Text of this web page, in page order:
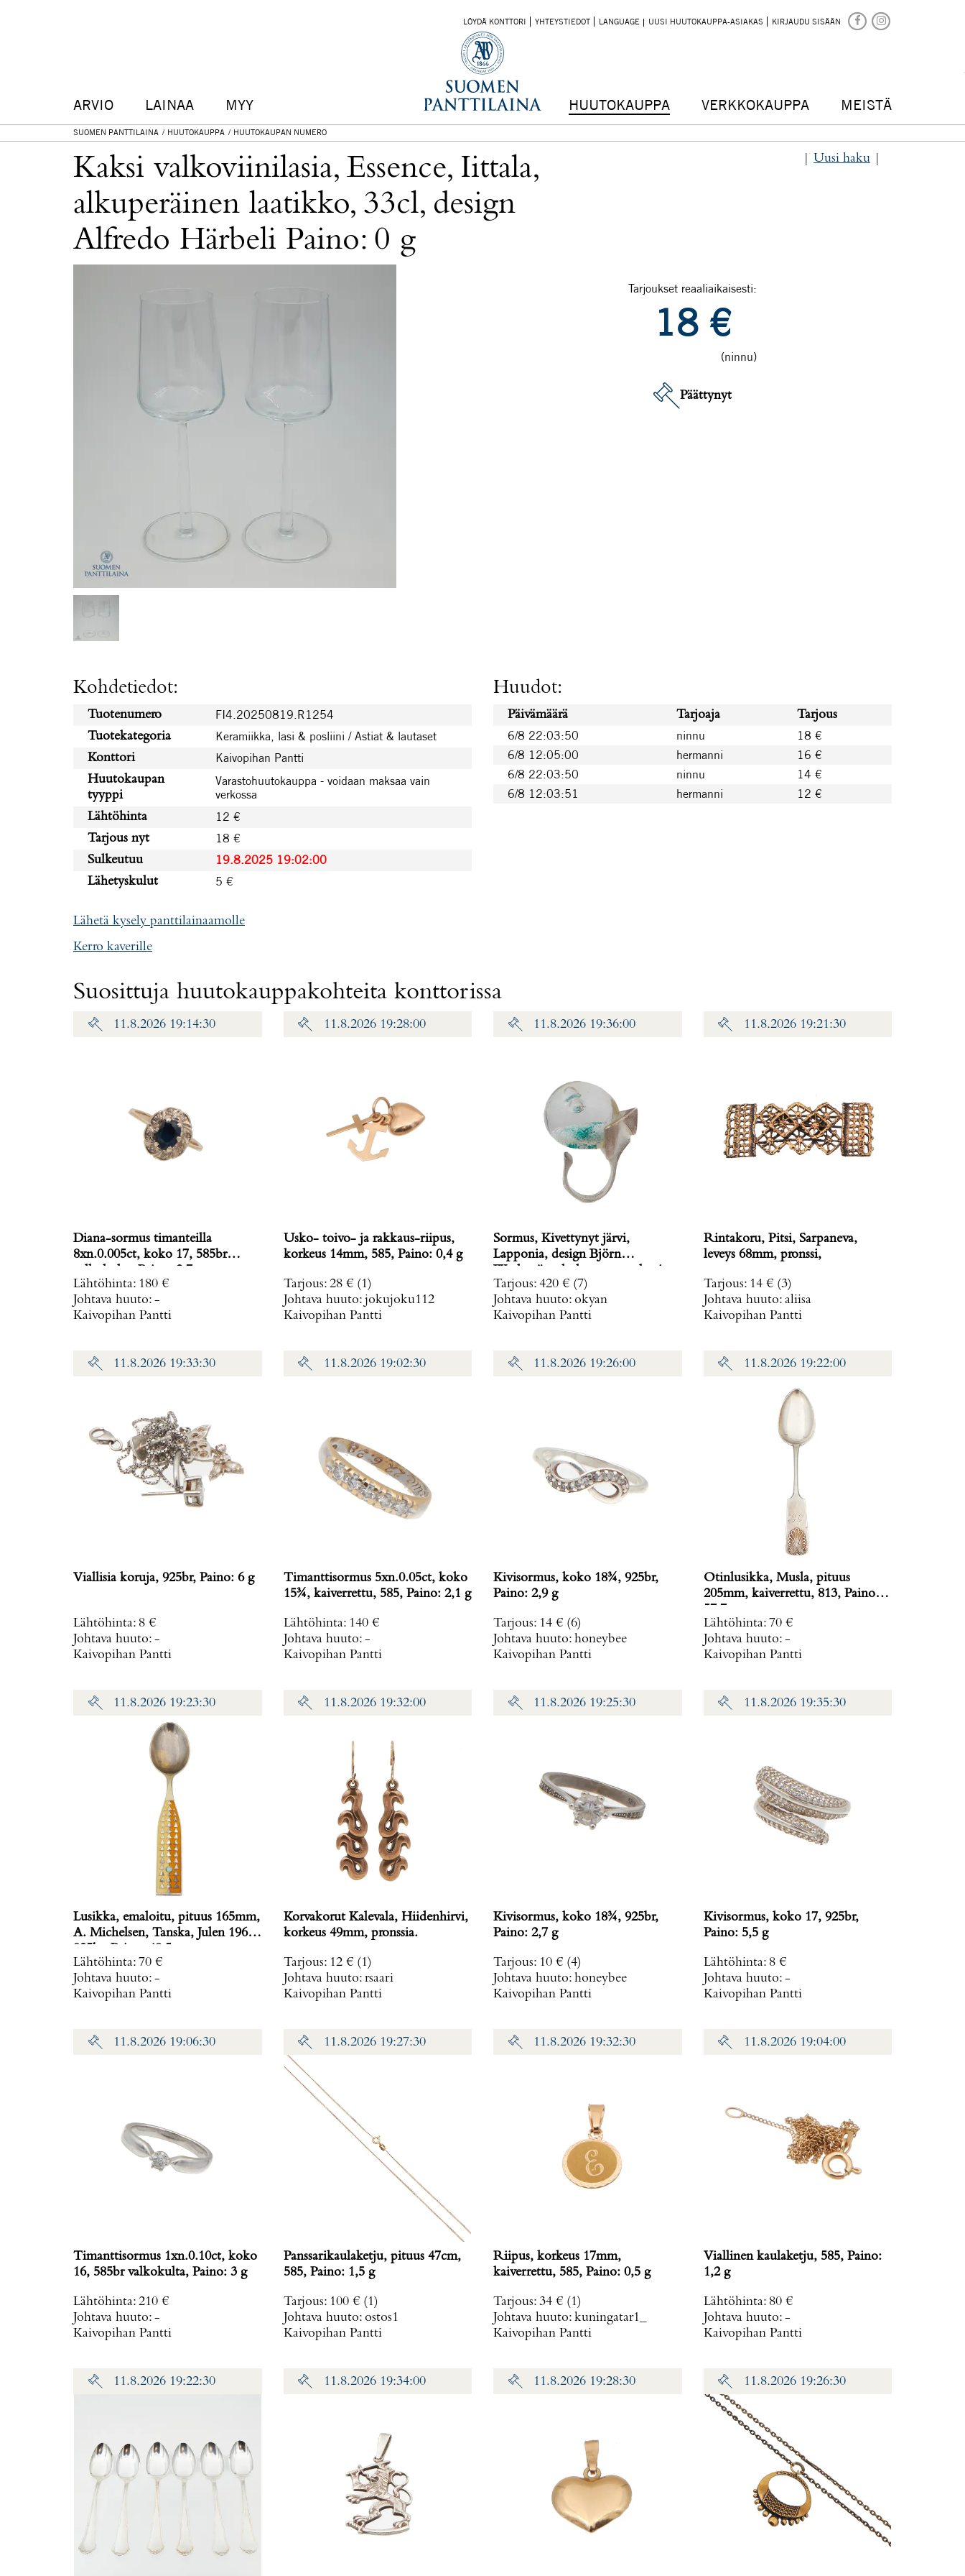
LÖYDÄ KONTTORI YHTEYSTIEDOT LANGUAGE UUSI HUUTOKAUPPA-ASIAKAS KIRJAUDU SISÄÄN
ARVIO LAINAA MYY HUUTOKAUPPA VERKKOKAUPPA MEISTÄ
SUOMEN PANTTILAINA HUUTOKAUPPA HUUTOKAUPAN NUMERO
Uusi haku
Kaksi valkoviinilasia, Essence, Iittala,
alkuperäinen laatikko, 33cl, design
Alfredo Härbeli Paino: 0 g
Tarjoukset reaaliaikaisesti:
18 €
(ninnu)
Päättynyt
Kohdetiedot:
Tuotenumero FI4.20250819.R1254
Tuotekategoria Keramiikka, lasi & posliini / Astiat & lautaset
Konttori Kaivopihan Pantti
Huutokaupan
tyyppi
Varastohuutokauppa - voidaan maksaa vain
verkossa
Lähtöhinta 12 €
Tarjous nyt 18 €
Sulkeutuu 19.8.2025 19:02:00
Lähetyskulut 5 €
Lähetä kysely panttilainaamolle
Kerro kaverille
Huudot:
Päivämäärä Tarjoaja Tarjous
6/8 22:03:50 ninnu
18 €
6/8 12:05:00
hermanni
16 €
6/8 22:03:50
ninnu
14 €
6/8 12:03:51
hermanni 12 €
Suosittuja huutokauppakohteita konttorissa
11.8.2026 19:14:30
Diana-sormus timanteilla
8xn.0.005ct, koko 17, 585br
Lähtöhinta: 180 €
Johtava huuto: -
Kaivopihan Pantti
11.8.2026 19:28:00
Usko- toivo- ja rakkaus-riipus,
korkeus 14mm, 585, Paino: 0,4 g
Tarjous: 28 € (1)
Johtava huuto: jokujoku112
Kaivopihan Pantti
11.8.2026 19:36:00
Sormus, Kivettynyt järvi,
Lapponia, design Björn
vuodelta 1972, 925br, Paino: 19,8
g
Tarjous: 420 € (7)
Johtava huuto: okyan
Kaivopihan Pantti
11.8.2026 19:21:30
Rintakoru, Pitsi, Sarpaneva,
leveys 68mm, pronssi,
Tarjous: 14 € (3)
Johtava huuto: aliisa
Kaivopihan Pantti
11.8.2026 19:33:30
Viallisia koruja, 925br, Paino: 6 g
Lähtöhinta: 8 €
Johtava huuto: -
Kaivopihan Pantti
11.8.2026 19:02:30
Timanttisormus 5xn.0.05ct, koko
15¾, kaiverrettu, 585, Paino: 2,1 g
Lähtöhinta: 140 €
Johtava huuto: -
Kaivopihan Pantti
11.8.2026 19:26:00
Kivisormus, koko 18¾, 925br,
Paino: 2,9 g
Tarjous: 14 € (6)
Johtava huuto: honeybee
Kaivopihan Pantti
11.8.2026 19:22:00
Otinlusikka, Musla, pituus
205mm, kaiverrettu, 813, Paino:
Lähtöhinta: 70 €
Johtava huuto: -
Kaivopihan Pantti
11.8.2026 19:23:30
Lusikka, emaloitu, pituus 165mm,
A. Michelsen, Tanska, Julen 1960,
Lähtöhinta: 70 €
Johtava huuto: -
Kaivopihan Pantti
11.8.2026 19:32:00
Korvakorut Kalevala, Hiidenhirvi,
korkeus 49mm, pronssia.
Tarjous: 12 € (1)
Johtava huuto: rsaari
Kaivopihan Pantti
11.8.2026 19:25:30
Kivisormus, koko 18¾, 925br,
Paino: 2,7 g
Tarjous: 10 € (4)
Johtava huuto: honeybee
Kaivopihan Pantti
11.8.2026 19:35:30
Kivisormus, koko 17, 925br,
Paino: 5,5 g
Lähtöhinta: 8 €
Johtava huuto: -
Kaivopihan Pantti
11.8.2026 19:06:30
Timanttisormus 1xn.0.10ct, koko
16, 585br valkokulta, Paino: 3 g
Lähtöhinta: 210 €
Johtava huuto: -
Kaivopihan Pantti
11.8.2026 19:27:30
Panssarikaulaketju, pituus 47cm,
585, Paino: 1,5 g
Tarjous: 100 € (1)
Johtava huuto: ostos1
Kaivopihan Pantti
11.8.2026 19:32:30
Riipus, korkeus 17mm,
kaiverrettu, 585, Paino: 0,5 g
Tarjous: 34 € (1)
Johtava huuto: kuningatar1_
Kaivopihan Pantti
11.8.2026 19:04:00
Viallinen kaulaketju, 585, Paino:
1,2 g
Lähtöhinta: 80 €
Johtava huuto: -
Kaivopihan Pantti
11.8.2026 19:22:30 11.8.2026 19:34:00 11.8.2026 19:28:30 11.8.2026 19:26:30